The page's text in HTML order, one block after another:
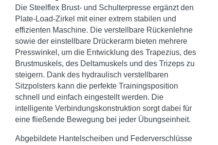
Die Steelflex Brust- und Schulterpresse ergänzt den
Plate-Load-Zirkel mit einer extrem stabilen und
effizienten Maschine. Die verstellbare Rückenlehne
sowie der einstellbare Drückerarm bieten mehrere
Presswinkel, um die Entwicklung des Trapezius, des
Brustmuskels, des Deltamuskels und des Trizeps zu
steigern. Dank des hydraulisch verstellbaren
Sitzpolsters kann die perfekte Trainingsposition
schnell und einfach eingestellt werden. Die
intelligente Verbindungskonstruktion sorgt dabei für
eine fließende Bewegung bei jeder Übungseinheit.
Abgebildete Hantelscheiben und Federverschlüsse